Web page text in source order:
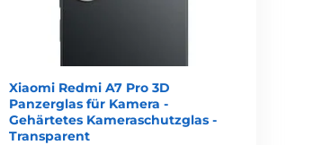
Xiaomi Redmi A7 Pro 3D
Panzerglas für Kamera -
Gehärtetes Kameraschutzglas -
Transparent